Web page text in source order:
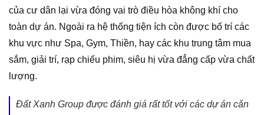
của cư dân lại vừa đóng vai trò điều hòa không khí cho
toàn dự án. Ngoài ra hệ thống tiện ích còn được bố trí các
khu vực như Spa, Gym, Thiền, hay các khu trung tâm mua
sắm, giải trí, rạp chiếu phim, siêu hị vừa đẳng cấp vừa chất
lượng.
Đất Xanh Group được đánh giá rất tốt với các dự án căn